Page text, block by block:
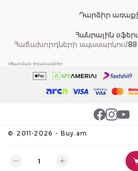
Դարձիր
Հանրային
Հաճախորդների սպասարկում88
© 2011-2026 - Buy.am
Վճարման եղանակներ